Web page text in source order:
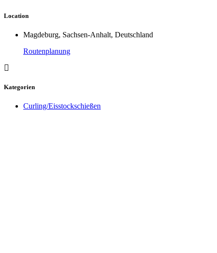
Location
Magdeburg, Sachsen-Anhalt, Deutschland
Routenplanung
Kategorien
Curling/Eisstockschießen